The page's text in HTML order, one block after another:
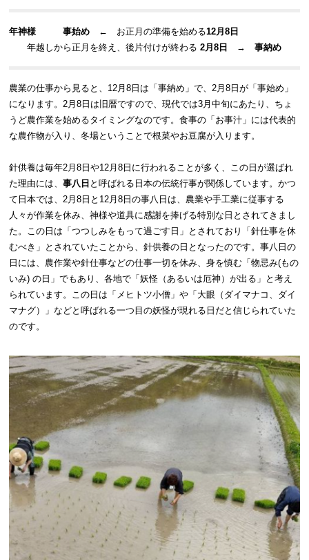
年神様 事始め ← お正月の準備を始める12月8日
年越しから正月を終え、後片付けが終わる 2月8日 → 事納め
農業の仕事から見ると、12月8日は「事納め」で、2月8日が「事始め」
になります。2月8日は旧暦ですので、現代では3月中旬にあたり、ちょ
うど農作業を始めるタイミングなのです。食事の「お事汁」には代表的
な農作物が入り、冬場ということで根菜やお豆腐が入ります。
針供養は毎年2月8日や12月8日に行われることが多く、この日が選ばれ
た理由には、 事八日 と呼ばれる日本の伝統行事が関係しています。かつ
て日本では、2月8日と12月8日の事八日は、農業や手工業に従事する
人々が作業を休み、神様や道具に感謝を捧げる特別な日とされてきまし
た。この日は「つつしみをもって過ごす日」とされており「針仕事を休
むべき」とされていたことから、針供養の日となったのです。事八日の
日には、農作業や針仕事などの仕事一切を休み、身を慎む「物忌み(もの
いみ) の日」でもあり、各地で「妖怪（あるいは厄神）が出る」と考え
られています。この日は「メヒトツ小僧」や「大眼（ダイマナコ、ダイ
マナグ）」などと呼ばれる一つ目の妖怪が現れる日だと信じられていた
のです。